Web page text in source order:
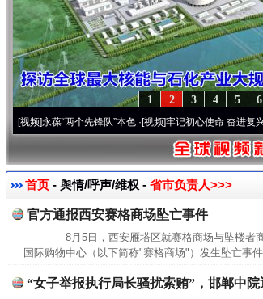
6
5
4
3
2
1
永葆“两个先锋队”本色·[视频]牢记初心使命 奋进复兴征程丨
首页 - 舆情/呼声/维权 - 省市负责人>>>
官方通报西安赛格商场坠亡事件
8月5日，西安雁塔区就赛格商场与坠楼者
国际购物中心（以下简称"赛格商场"）发生坠亡事
“女子举报执行局长骚扰索贿”，邯郸中院